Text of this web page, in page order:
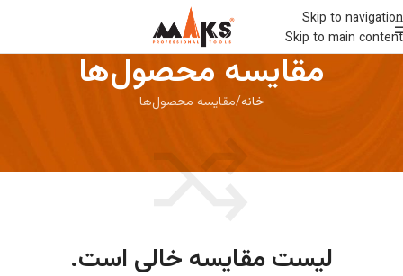
Skip to navigation
Skip to main content
مقایسه محصول‌ها
خانه مقایسه محصول‌ها
لیست مقایسه خالی است.